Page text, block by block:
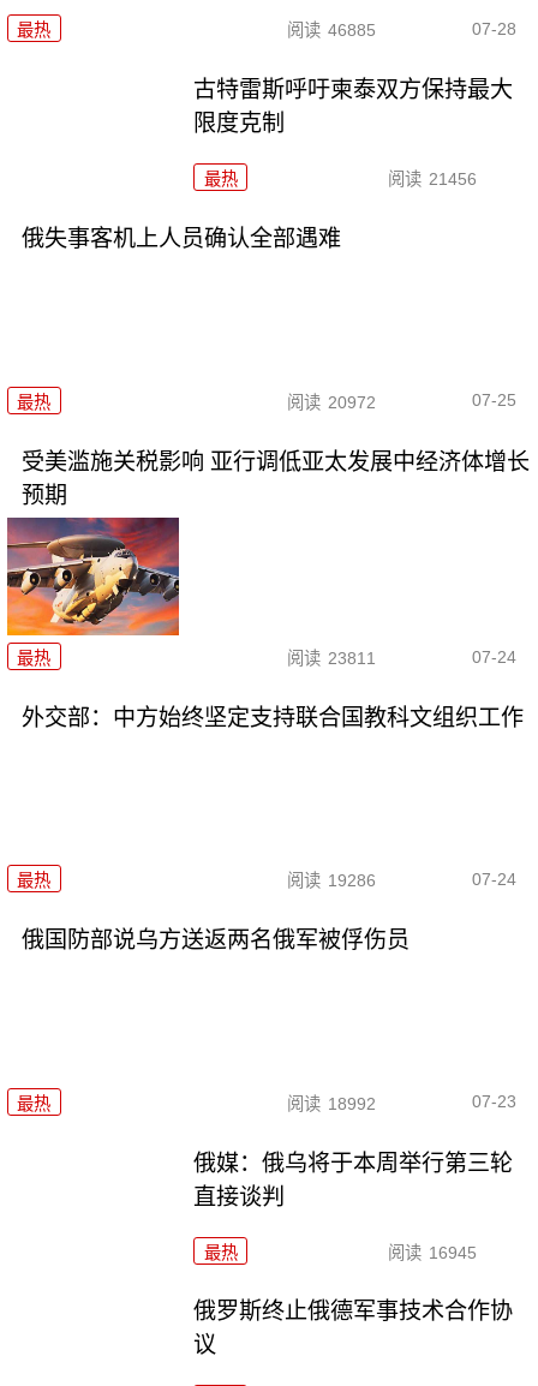
最热 阅读 46885 07-28
古特雷斯呼吁柬泰双方保持最大
限度克制
最热 阅读 21456
俄失事客机上人员确认全部遇难
最热 阅读 20972 07-25
受美滥施关税影响 亚行调低亚太发展中经济体增长
预期
最热 阅读 23811 07-24
外交部：中方始终坚定支持联合国教科文组织工作
最热 阅读 19286 07-24
俄国防部说乌方送返两名俄军被俘伤员
最热 阅读 18992 07-23
俄媒：俄乌将于本周举行第三轮
直接谈判
最热 阅读 16945
俄罗斯终止俄德军事技术合作协
议